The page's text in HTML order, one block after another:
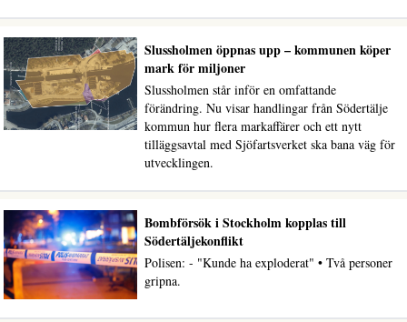
Slussholmen öppnas upp – kommunen köper
mark för miljoner
Slussholmen står inför en omfattande
förändring. Nu visar handlingar från Södertälje
kommun hur flera markaffärer och ett nytt
tilläggsavtal med Sjöfartsverket ska bana väg för
utvecklingen.
Bombförsök i Stockholm kopplas till
Södertäljekonflikt
Polisen: - "Kunde ha exploderat" • Två personer
gripna.